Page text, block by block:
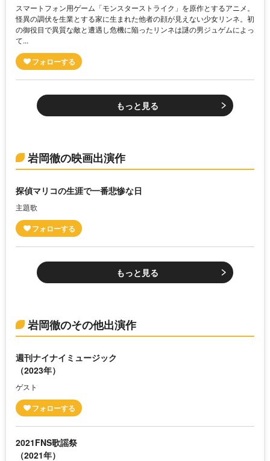
スマートフォン用ゲーム「モンスターストライク」を原作とするアニメ。
怪異の調伏を生業とする家に生まれた他者の顔が見えない少女リンネ。初
の御役目で異質な敵と遭遇し危機に陥ったリンネは謎の男ジュゲムによっ
て...
もっと見る
岩岡徹の映画出演作
探偵マリコの生涯で一番悲惨な日
主題歌
もっと見る
岩岡徹のその他出演作
週刊ナイナイミュージック
（2023年）
ゲスト
2021FNS歌謡祭
（2021年）